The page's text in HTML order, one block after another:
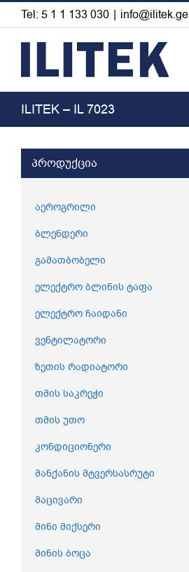
Skip
Tel: 5 1 1 133 030 | info@ilitek.ge
ILITEK – IL 7023
პროდუქცია
აეროგრილი
ბლენდერი
გამათბობელი
ელექტრო ბლინის ტაფა
ელექტრო ჩაიდანი
ვენტილატორი
ზეთის რადიატორი
თმის საკრეჭი
თმის უთო
კონდიციონერი
მანქანის მტვერსასრუტი
მაცივარი
მინი მიქსერი
მინის ბოცა